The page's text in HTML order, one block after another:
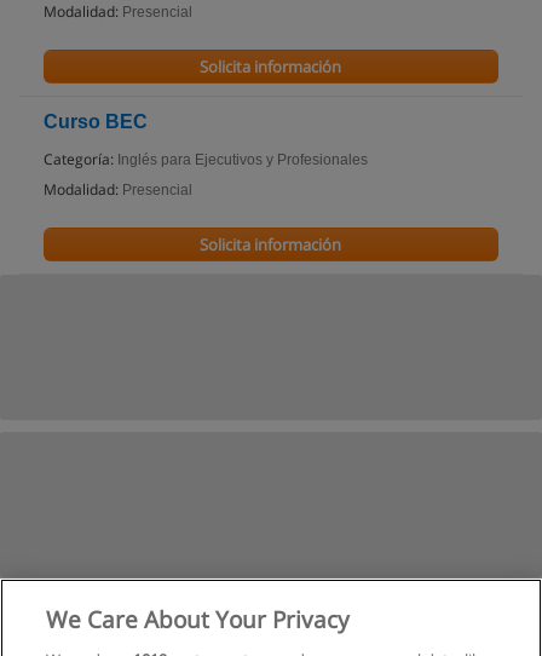
Modalidad: Presencial
Solicita información
Curso BEC
Categoría: Inglés para Ejecutivos y Profesionales
Modalidad: Presencial
Solicita información
We Care About Your Privacy